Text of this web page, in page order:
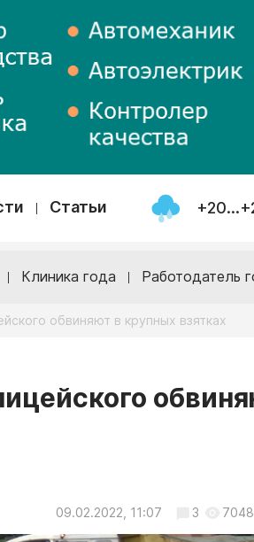
Статьи
Клиника года Работодатель
обвиняют в крупных взятках
09.02.2022, 11:07 3 7048